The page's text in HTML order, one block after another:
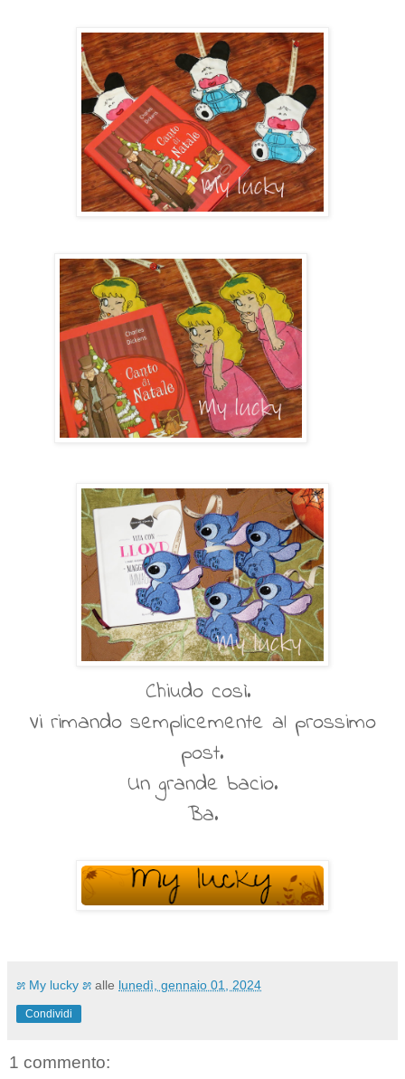
Chiudo così.
Vi rimando semplicemente al prossimo
post.
Un grande bacio.
Ba.
೫ My lucky ೫ alle lunedì, gennaio 01, 2024
Condividi
1 commento: